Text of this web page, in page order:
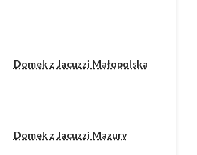
Domek z Jacuzzi Małopolska
Domek z Jacuzzi Mazury